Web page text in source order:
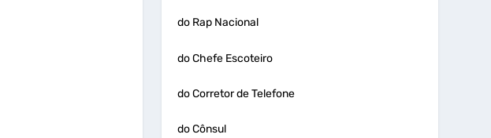
do Rap Nacional
do Chefe Escoteiro
do Corretor de Telefone
do Cônsul